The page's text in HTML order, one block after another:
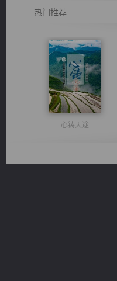
热门推荐
心铸天途